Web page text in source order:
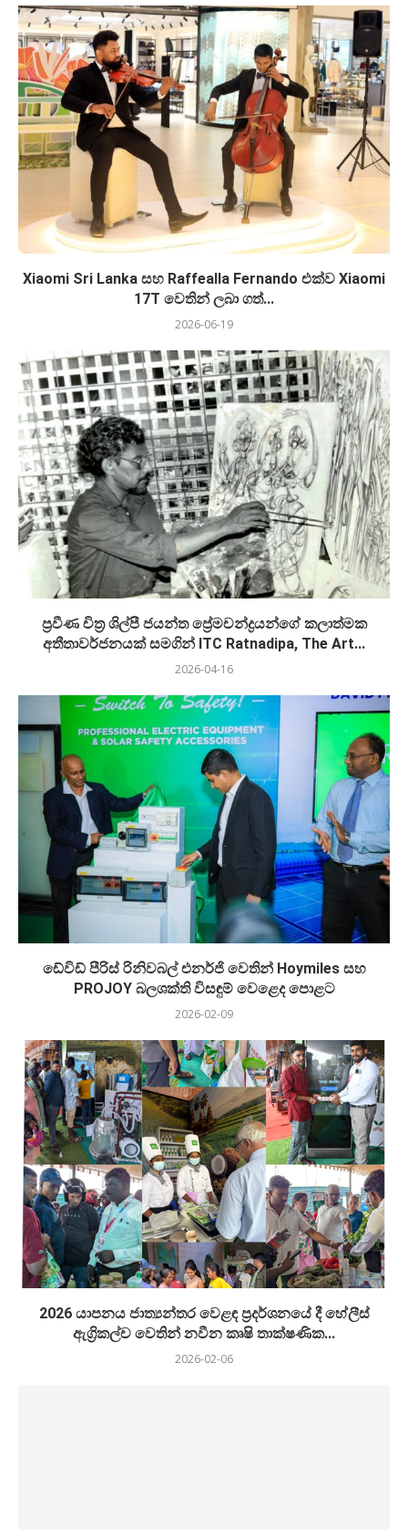
Xiaomi Sri Lanka සහ Raffealla Fernando එක්ව Xiaomi
17T වෙතින් ලබා ගත්...
2026-06-19
ප්‍රවීණ චිත්‍ර ශිල්පී ජයන්ත ප්‍රේමචන්ද්‍රයන්ගේ කලාත්මක
අතීතාවර්ජනයක් සමගින් ITC Ratnadipa, The Art...
2026-04-16
ඩේවිඩ් පීරිස් රිනිවබල් එනර්ජි වෙතින් Hoymiles සහ
PROJOY බලශක්ති විසඳුම් වෙළෙද පොළට
2026-02-09
2026 යාපනය ජාත්‍යන්තර වෙළඳ ප්‍රදර්ශනයේ දී හේලීස්
ඇග්‍රිකල්ච වෙතින් නවීන කෘෂි තාක්ෂණික...
2026-02-06